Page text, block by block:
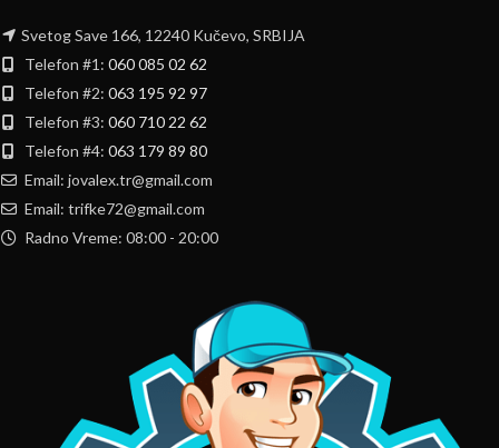
Svetog Save 166, 12240 Kučevo, SRBIJA
Telefon #1: 060 085 02 62
Telefon #2: 063 195 92 97
Telefon #3: 060 710 22 62
Telefon #4: 063 179 89 80
Email: jovalex.tr@gmail.com
Email: trifke72@gmail.com
Radno Vreme: 08:00 - 20:00